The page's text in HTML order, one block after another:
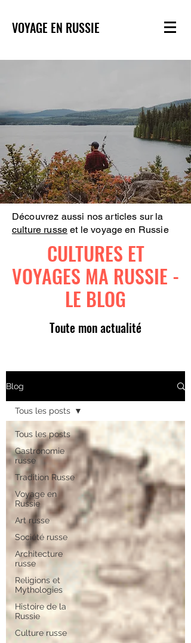
VOYAGE EN RUSSIE
Découvrez aussi nos articles sur la
culture russe et le voyage en Russie
CULTURES ET
VOYAGES MA RUSSIE -
LE BLOG
Toute mon actualité
Blog
Tous les posts
Gastronomie
russe
Tradition Russe
Voyage en
Russie
Art russe
Société russe
Architecture
russe
Religions et
Mythologies
Histoire de la
Russie
Culture russe
Tous les posts